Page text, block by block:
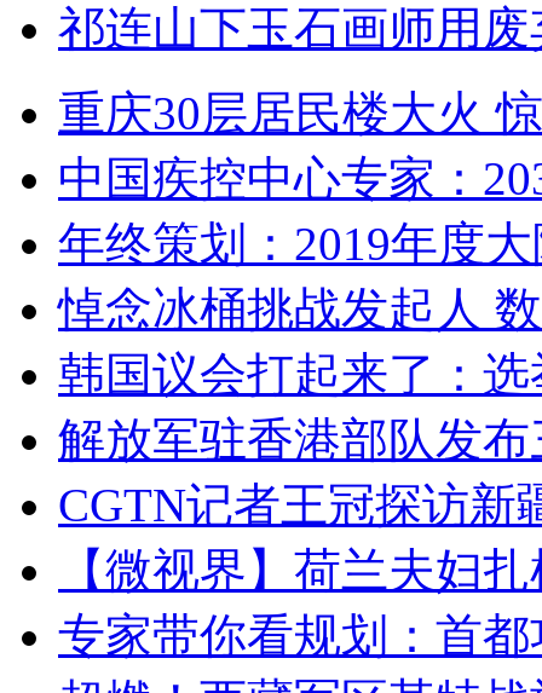
祁连山下玉石画师用
重庆30层居民楼大火
中国疾控中心专家：
年终策划：2019年度
悼念冰桶挑战发起人
韩国议会打起来了：
解放军驻香港部队发
CGTN记者王冠探访新
【微视界】荷兰夫妇
专家带你看规划：首